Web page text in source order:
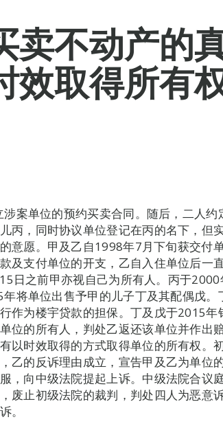
卖不动产的
效取得所有
案单位的预约买卖合同。随后，二人约
丙，同时协议单位登记在丙的名下，但
意愿。甲及乙自1998年7月下旬获交付
及支付单位的开支，乙自入住单位后一
日之前甲亦视自己为所有人。丙于2000
将单位出售予甲的儿子丁及其配偶戊。
作为楼宇贷款的担保。丁及戊于2015年
位的所有人，判处乙返还该单位并作出
以时效取得的方式取得单位的所有权。
乙的反诉理由成立，宣告甲及乙为单位
，向中级法院提起上诉。中级法院合议
废止初级法院的裁判，判处四人为恶意
。